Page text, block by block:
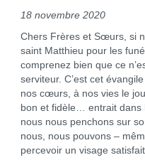
18 novembre 2020
Chers Frères et Sœurs, si
saint Matthieu pour les
comprenez bien que ce
serviteur. C’est cet
nos cœurs, à nos vies le
bon et fidèle… entrait dans
nous nous penchons sur
nous, nous pouvons –
percevoir un visage